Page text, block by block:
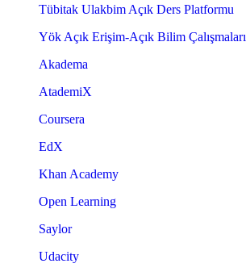
Tübitak Ulakbim Açık Ders Platformu
Yök Açık Erişim-Açık Bilim Çalışmaları
Akadema
AtademiX
Coursera
EdX
Khan Academy
Open Learning
Saylor
Udacity